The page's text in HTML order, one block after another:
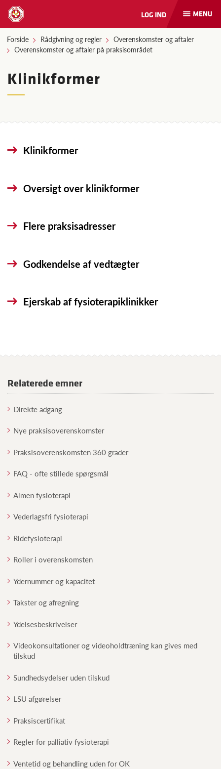
Åbn
og
MENU
LOG IND
Forside Rådgivning og regler
Overenskomster og aftaler
Overenskomster og aftaler på praksisområdet
Klinikformer
Klinikformer
Oversigt over klinikformer
Flere praksisadresser
Godkendelse af vedtægter
Ejerskab af fysioterapiklinikker
Relaterede emner
Direkte adgang
Nye praksisoverenskomster
Praksisoverenskomsten 360 grader
FAQ - ofte stillede spørgsmål
Almen fysioterapi
Vederlagsfri fysioterapi
Ridefysioterapi
Roller i overenskomsten
Ydernummer og kapacitet
Takster og afregning
Ydelsesbeskrivelser
Videokonsultationer og videoholdtræning kan gives med
tilskud
Sundhedsydelser uden tilskud
LSU afgørelser
Praksiscertifikat
Regler for palliativ fysioterapi
Ventetid og behandling uden for OK